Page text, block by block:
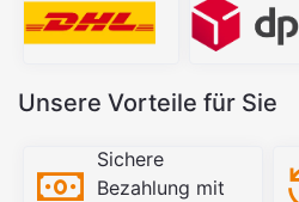
Unsere Vorteile für Sie
Sichere
Bezahlung mit